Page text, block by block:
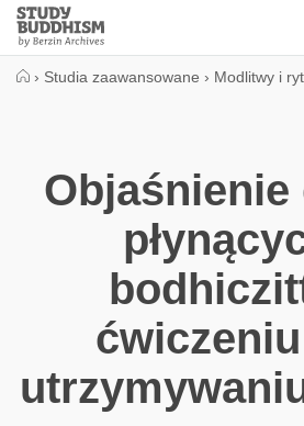
Close
Study
Buddhism
› Studia zaawansowane › Modlitwy i
Objaśnienie